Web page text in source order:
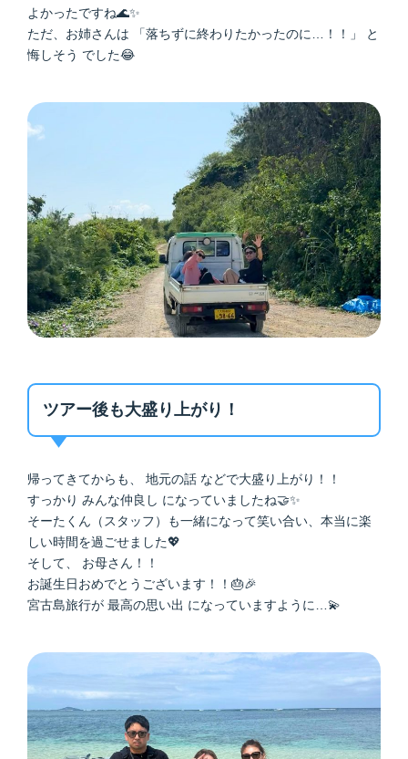
よかったですね🌊✨
ただ、お姉さんは 「落ちずに終わりたかったのに…！！」 と
悔しそう でした😂
ツアー後も大盛り上がり！
帰ってきてからも、 地元の話 などで大盛り上がり！！
すっかり みんな仲良し になっていましたね🤝✨
そーたくん（スタッフ）も一緒になって笑い合い、本当に楽
しい時間を過ごせました💖
そして、 お母さん！！
お誕生日おめでとうございます！！🎂🎉
宮古島旅行が 最高の思い出 になっていますように…💫